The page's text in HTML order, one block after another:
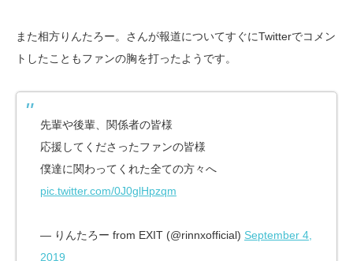
また相方りんたろー。さんが報道についてすぐにTwitterでコメン
トしたこともファンの胸を打ったようです。
先輩や後輩、関係者の皆様
応援してくださったファンの皆様
僕達に関わってくれた全ての方々へ
pic.twitter.com/0J0glHpzqm
— りんたろー from EXIT (@rinnxofficial) September 4,
2019